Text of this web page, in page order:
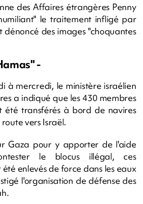
des Affaires étrangères Penny
le traitement infligé par
dénoncé des images "choquantes
-
à mercredi, le ministère israélien
a indiqué que les 430 membres
été transférés à bord de navires
vers Israël.
Gaza pour y apporter de l'aide
le blocus illégal, ces
enlevés de force dans les eaux
l'organisation de défense des